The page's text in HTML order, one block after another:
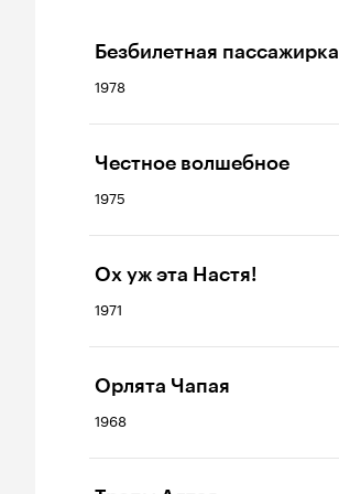
Безбилетная пассажирка
1978
Честное волшебное
1975
Ох уж эта Настя!
1971
Орлята Чапая
1968